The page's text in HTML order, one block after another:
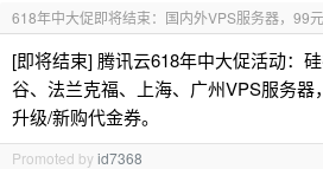
618年中大促即将结束：国内外VPS服务器，99
[即将结束] 腾讯云618年中大促活动：
谷、法兰克福、上海、广州VPS服务器
升级/新购代金券。
Promoted byid7368